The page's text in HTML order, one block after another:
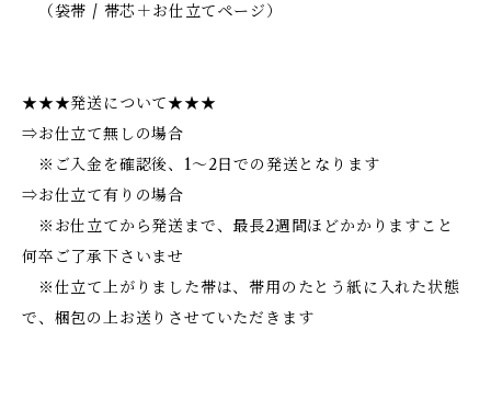
（袋帯 / 帯芯＋お仕立てページ）
★★★発送について★★★
⇒お仕立て無しの場合
※ご入金を確認後、1～2日での発送となります
⇒お仕立て有りの場合
※お仕立てから発送まで、最長2週間ほどかかりますこと
何卒ご了承下さいませ
※仕立て上がりました帯は、帯用のたとう紙に入れた状態
で、梱包の上お送りさせていただきます